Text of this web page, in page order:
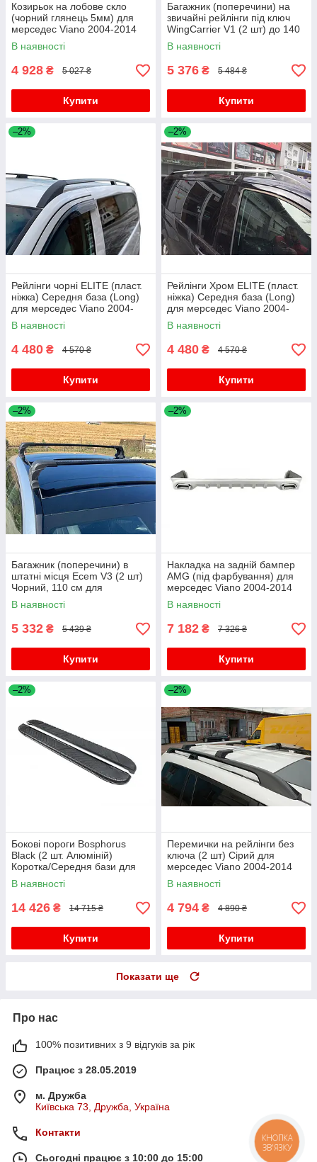
Козирьок на лобове скло
(чорний глянець 5мм) для
мерседес Viano 2004-2014
рр
В наявності
4 928 ₴ 5 027 ₴
Купити
Багажник (поперечини) на
звичайні рейлінги під ключ
WingCarrier V1 (2 шт) до 140
см, чорний для мерседес
Viano 2004-2014 рр
В наявності
5 376 ₴ 5 484 ₴
Купити
–2%
Рейлінги чорні ELITE (пласт.
ніжка) Середня база (Long)
для мерседес Viano 2004-
2014 рр
В наявності
4 480 ₴ 4 570 ₴
Купити
–2%
Рейлінги Хром ELITE (пласт.
ніжка) Середня база (Long)
для мерседес Viano 2004-
2014 рр
В наявності
4 480 ₴ 4 570 ₴
Купити
–2%
Багажник (поперечини) в
штатні місця Ecem V3 (2 шт)
Чорний, 110 см для
мерседес Viano 2004-2014
рр
В наявності
5 332 ₴ 5 439 ₴
Купити
–2%
Накладка на задній бампер
AMG (під фарбування) для
мерседес Viano 2004-2014
рр
В наявності
7 182 ₴ 7 326 ₴
Купити
–2%
Бокові пороги Bosphorus
Black (2 шт. Алюміній)
Коротка/Середня бази для
мерседес Viano 2004-2014
рр
В наявності
14 426 ₴ 14 715 ₴
Купити
–2%
Перемички на рейлінги без
ключа (2 шт) Сірий для
мерседес Viano 2004-2014
рр
В наявності
4 794 ₴ 4 890 ₴
Купити
Показати ще
Про нас
100% позитивних з 9 відгуків за рік
Працює з 28.05.2019
м. Дружба
Київська 73, Дружба, Україна
Контакти
Сьогодні працює з 10:00 до 15:00
КНОПКА
ЗВ'ЯЗКУ